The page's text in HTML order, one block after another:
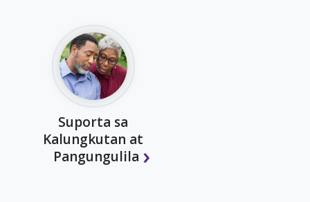
Suporta sa
Kalungkutan at
Pangungulila